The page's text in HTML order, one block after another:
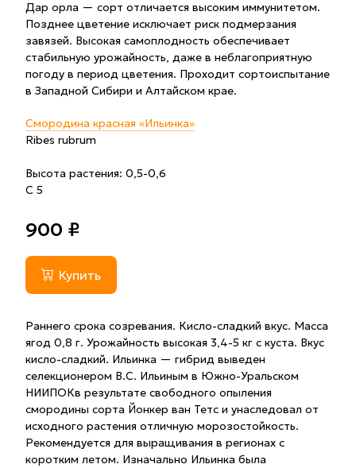
Дар орла — сорт отличается высоким иммунитетом.
Позднее цветение исключает риск подмерзания
завязей. Высокая самоплодность обеспечивает
стабильную урожайность, даже в неблагоприятную
погоду в период цветения. Проходит сортоиспытание
в Западной Сибири и Алтайском крае.
Смородина красная «Ильинка»
Ribes rubrum
Высота растения: 0,5-0,6
С 5
900 ₽
Купить
Раннего срока созревания. Кисло-сладкий вкус. Масса
ягод 0,8 г. Урожайность высокая 3,4-5 кг с куста. Вкус
кисло-сладкий. Ильинка — гибрид выведен
селекционером В.С. Ильиным в Южно-Уральском
НИИПОКв результате свободного опыления
смородины сорта Йонкер ван Тетс и унаследовал от
исходного растения отличную морозостойкость.
Рекомендуется для выращивания в регионах с
коротким летом. Изначально Ильинка была